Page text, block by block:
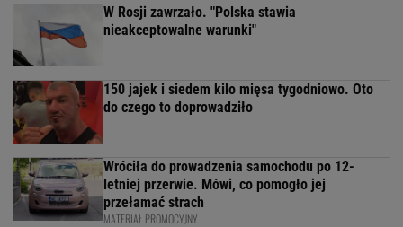
W Rosji zawrzało. "Polska stawia
nieakceptowalne warunki"
150 jajek i siedem kilo mięsa tygodniowo. Oto
do czego to doprowadziło
Wróciła do prowadzenia samochodu po 12-
letniej przerwie. Mówi, co pomogło jej
przełamać strach
MATERIAŁ PROMOCYJNY